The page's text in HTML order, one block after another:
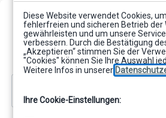
Salta al contenido principal
Diagrama de temas
Diese Website verwendet Cookies,
fehlerfreien und sicheren Betrieb der
gewährleisten und um unsere
verbessern. Durch die Bestätigung
„Akzeptieren“ stimmen Sie der
"Cookies" können Sie Ihre Auswahl
Weitere Infos in unserer
Ihre Cookie-Einstellungen: